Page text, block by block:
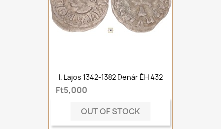
I. Lajos 1342-1382 Denár ÉH 432
Ft5,000
OUT OF STOCK